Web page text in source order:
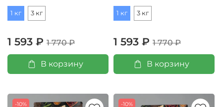
1 кг 3 кг
1 593 ₽ 1 770 ₽
В корзину
1 кг 3 кг
1 593 ₽ 1 770 ₽
В корзину
-10% -10%